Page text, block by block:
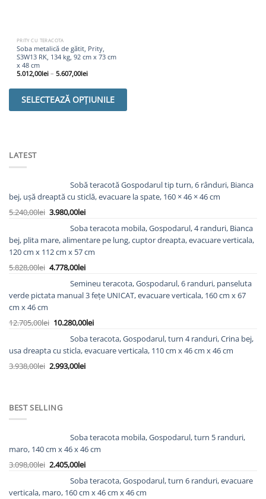
PRITY CU TERACOTA
Soba metalică de gătit, Prity,
S3W13 RK, 134 kg, 92 cm x 73 cm
x 48 cm
5.012,00lei– 5.607,00lei
SELECTEAZĂ OPȚIUNILE
LATEST
Sobă teracotă Gospodarul tip turn, 6 rânduri, Bianca
bej, ușă dreaptă cu sticlă, evacuare la spate, 160 × 46 × 46 cm
5.240,00lei Prețul
fost:
3.980,00leiPrețul
curent
este:
3.980,00lei.
Soba teracota mobila, Gospodarul, 4 randuri, Bianca
bej, plita mare, alimentare pe lung, cuptor dreapta, evacuare verticala,
120 cm x 112 cm x 57 cm
5.828,00lei Prețul
a
4.778,00leiPrețul
curent
este:
4.778,00lei.
Semineu teracota, Gospodarul, 6 randuri, panseluta
verde pictata manual 3 fețe UNICAT, evacuare verticala, 160 cm x 67
cm x 46 cm
12.705,00lei Prețul
inițial
12.705,00lei.
10.280,00leiPrețul
curent
Soba teracota, Gospodarul, turn 4 randuri, Crina bej,
usa dreapta cu sticla, evacuare verticala, 110 cm x 46 cm x 46 cm
3.938,00lei Prețul
3.938,00lei.
2.993,00leiPrețul
BEST SELLING
Soba teracota mobila, Gospodarul, turn 5 randuri,
maro, 140 cm x 46 x 46 cm
3.098,00lei Prețul
2.405,00leiPrețul
curent
este:
Soba teracota, Gospodarul, turn 6 randuri, evacuare
verticala, maro, 160 cm x 46 cm x 46 cm